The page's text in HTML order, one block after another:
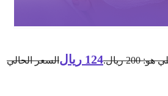
124 ريال السعر الحالي